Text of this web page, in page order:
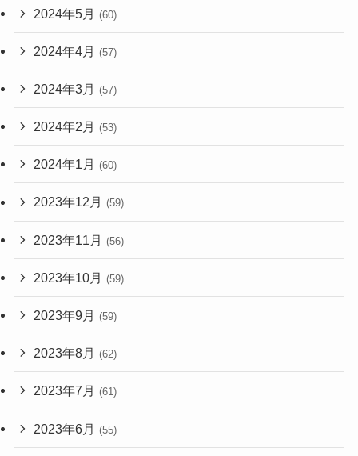
2024年5月 (60)
2024年4月 (57)
2024年3月 (57)
2024年2月 (53)
2024年1月 (60)
2023年12月 (59)
2023年11月 (56)
2023年10月 (59)
2023年9月 (59)
2023年8月 (62)
2023年7月 (61)
2023年6月 (55)